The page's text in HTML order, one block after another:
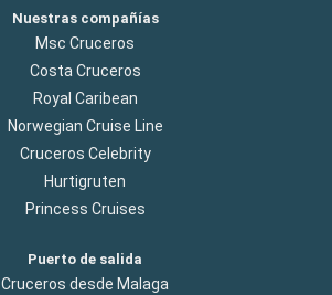
Nuestras compañías
Msc Cruceros
Costa Cruceros
Royal Caribean
Norwegian Cruise Line
Cruceros Celebrity
Hurtigruten
Princess Cruises
Puerto de salida
Cruceros desde Malaga